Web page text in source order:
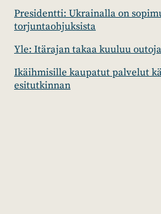
Presidentti: Ukrainalla on
torjuntaohjuksista
Yle: Itärajan takaa kuuluu
Ikäihmisille kaupatut palvelut
esitutkinnan